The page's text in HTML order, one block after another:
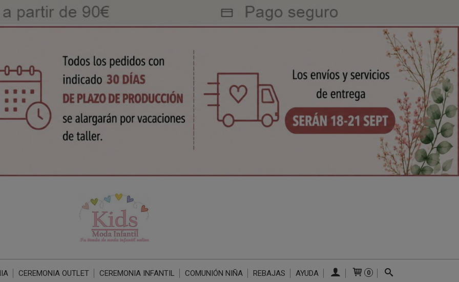
CEREMONIA OUTLET CEREMONIA INFANTIL COMUNIÓN NIÑA REBAJAS AYUDA 0